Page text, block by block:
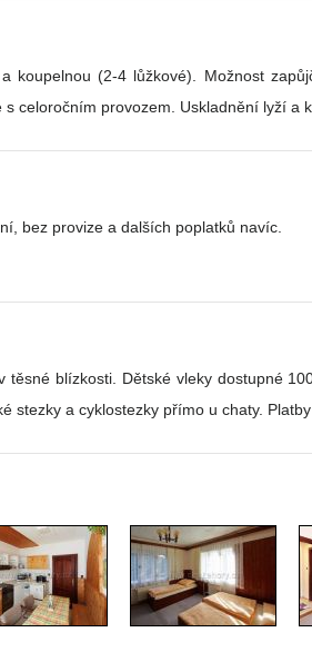
(2-4 lůžkové). Možnost
celoročním provozem. Uskladnění lyží a
bez provize a dalších poplatků navíc.
blízkosti. Dětské vleky dostupné
V letní sezóně turistické stezky a cyklostezky přímo u